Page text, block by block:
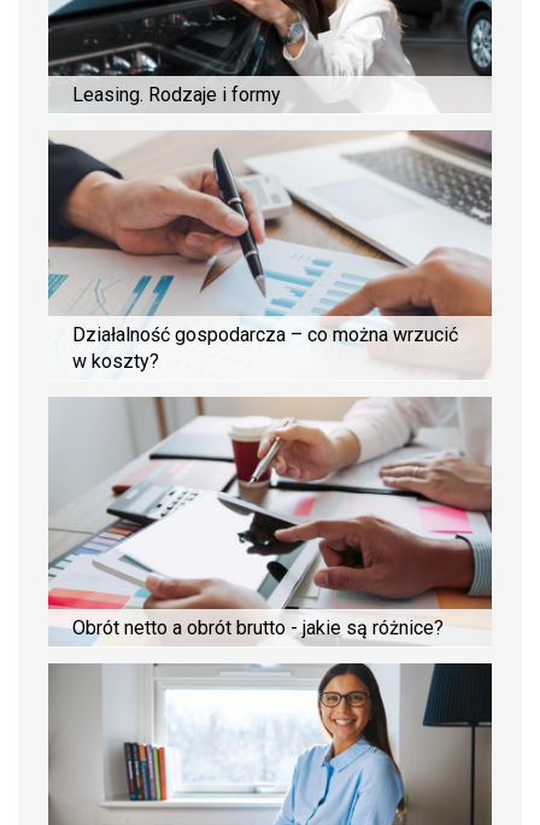
Leasing. Rodzaje i formy
Działalność gospodarcza – co można wrzucić
w koszty?
Obrót netto a obrót brutto - jakie są różnice?